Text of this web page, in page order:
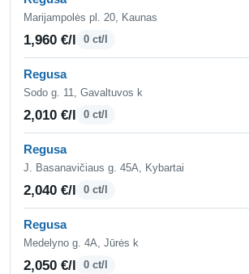
Marijampolės pl. 20, Kaunas
1,960 €/l 0 ct/l
Regusa
Sodo g. 11, Gavaltuvos k
2,010 €/l 0 ct/l
Regusa
J. Basanavičiaus g. 45A, Kybartai
2,040 €/l 0 ct/l
Regusa
Medelyno g. 4A, Jūrės k
2,050 €/l 0 ct/l